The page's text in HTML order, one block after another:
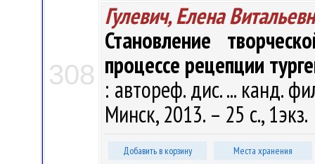
308
Гулевич, Елена
Становление
процессе рецепции
: автореф. дис. ... канд.
Минск, 2013. – 25 с., 1экз.
Добавить в корзину Места хранения